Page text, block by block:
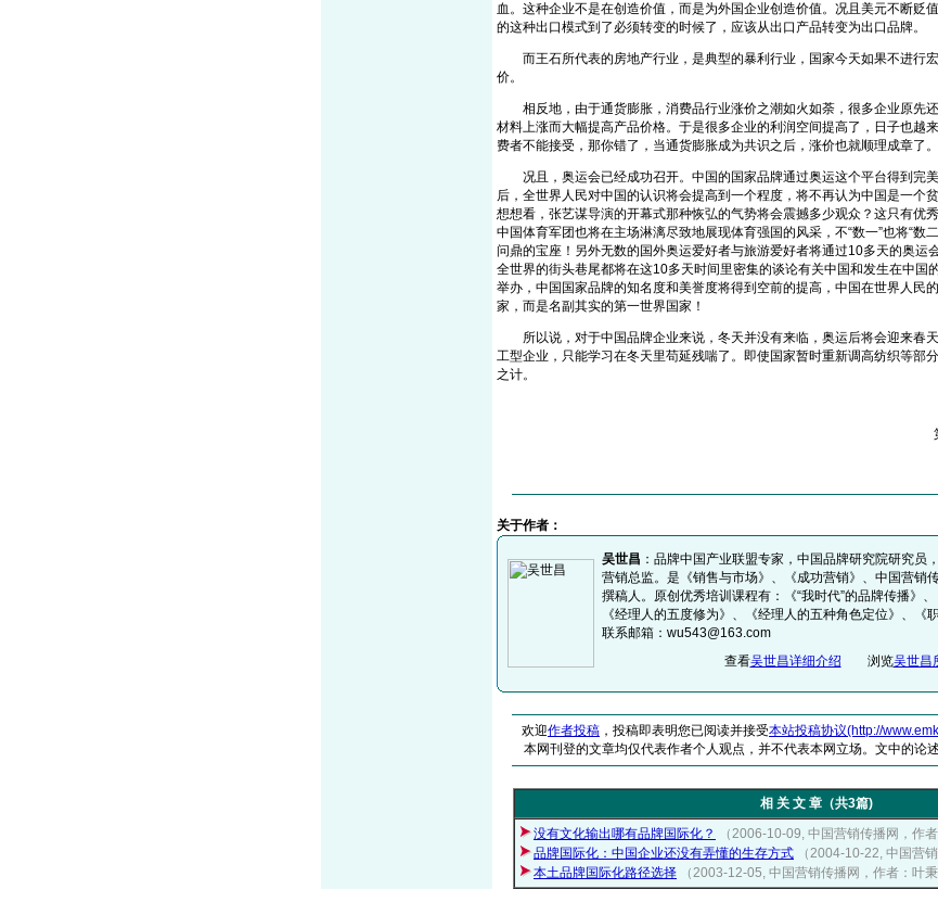
血。这种企业不是在创造价值，而是为外国企业创造价值。况且美元不断贬
的这种出口模式到了必须转变的时候了，应该从出口产品转变为出口品牌。
而王石所代表的房地产行业，是典型的暴利行业，国家今天如果不进行
价。
相反地，由于通货膨胀，消费品行业涨价之潮如火如荼，很多企业原先
材料上涨而大幅提高产品价格。于是很多企业的利润空间提高了，日子也越
费者不能接受，那你错了，当通货膨胀成为共识之后，涨价也就顺理成章了。
况且，奥运会已经成功召开。中国的国家品牌通过奥运这个平台得到完
后，全世界人民对中国的认识将会提高到一个程度，将不再认为中国是一个
想想看，张艺谋导演的开幕式那种恢弘的气势将会震撼多少观众？这只有优
中国体育军团也将在主场淋漓尽致地展现体育强国的风采，不“数一”也将“数
问鼎的宝座！另外无数的国外奥运爱好者与旅游爱好者将通过10多天的奥运
全世界的街头巷尾都将在这10多天时间里密集的谈论有关中国和发生在中国
举办，中国国家品牌的知名度和美誉度将得到空前的提高，中国在世界人民
家，而是名副其实的第一世界国家！
所以说，对于中国品牌企业来说，冬天并没有来临，奥运后将会迎来春
工型企业，只能学习在冬天里苟延残喘了。即使国家暂时重新调高纺织等部
之计。
关于作者：
吴世昌 ：品牌中国产业联盟专家，中国品牌研究院研究员
营销总监。是《销售与市场》、《成功营销》、中国营销
撰稿人。原创优秀培训课程有：《“我时代”的品牌传播》
《经理人的五度修为》、《经理人的五种角色定位》、《
联系邮箱：wu543@163.com
查看吴世昌详细介绍 浏览吴世昌
欢迎作者投稿 ，投稿即表明您已阅读并接受本站投稿协议(http://
本网刊登的文章均仅代表作者个人观点，并不代表本网立场。文中的论
相 关 文 章（共3篇)
没有文化输出哪有品牌国际化？
（2006-10-09, 中国营销传播网，作者
品牌国际化：中国企业还没有弄懂的生存方式
（2004-10-22, 中国营
本土品牌国际化路径选择
（2003-12-05, 中国营销传播网，作者：叶秉